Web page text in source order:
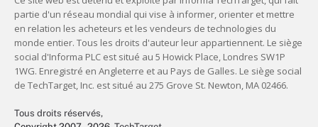
Tous droits réservés,